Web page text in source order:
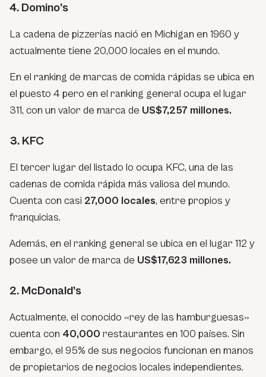
4. Domino’s
La cadena de pizzerías nació en Michigan en 1960 y
actualmente tiene 20,000 locales en el mundo.
En el ranking de marcas de comida rápidas se ubica en
el puesto 4 pero en el ranking general ocupa el lugar
311, con un valor de marca de US$7,257 millones.
3. KFC
El tercer lugar del listado lo ocupa KFC, una de las
cadenas de comida rápida más valiosa del mundo.
Cuenta con casi 27,000 locales, entre propios y
franquicias.
Además, en el ranking general se ubica en el lugar 112 y
posee un valor de marca de US$17,623 millones.
2. McDonald’s
Actualmente, el conocido «rey de las hamburguesas»
cuenta con 40,000 restaurantes en 100 países. Sin
embargo, el 95% de sus negocios funcionan en manos
de propietarios de negocios locales independientes.